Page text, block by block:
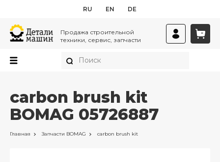
RU EN DE
Продажа строительной
техники, сервис, запчасти
carbon brush kit
BOMAG 05726887
Главная Запчасти BOMAG carbon brush kit